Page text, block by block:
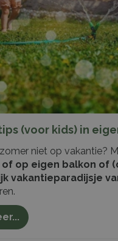
(voor kids) in
niet op vakantie?
op eigen balkon of
vakantieparadijsje